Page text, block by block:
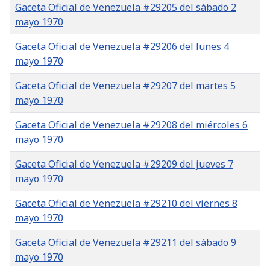
Gaceta Oficial de Venezuela #29205 del sábado 2
mayo 1970
Gaceta Oficial de Venezuela #29206 del lunes 4
mayo 1970
Gaceta Oficial de Venezuela #29207 del martes 5
mayo 1970
Gaceta Oficial de Venezuela #29208 del miércoles 6
mayo 1970
Gaceta Oficial de Venezuela #29209 del jueves 7
mayo 1970
Gaceta Oficial de Venezuela #29210 del viernes 8
mayo 1970
Gaceta Oficial de Venezuela #29211 del sábado 9
mayo 1970